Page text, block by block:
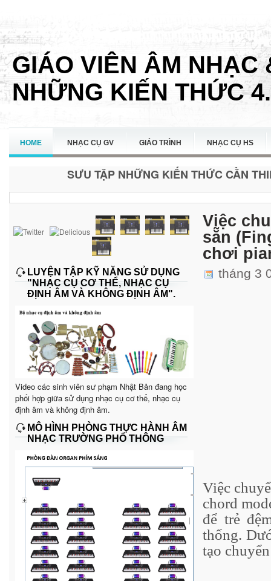
GIÁO VIÊN ÂM NHẠC
NHỮNG KIẾN THỨC
HOME NHẠC CỤ GV GIÁO TRÌNH NHẠC CỤ HS
SƯU TẬP NHỮNG KIẾN THỨC CẦN
LUYỆN TẬP KỸ NĂNG SỬ DỤNG
"NHẠC CỤ CƠ THỂ, NHẠC CỤ
ĐỊNH ÂM VÀ KHÔNG ĐỊNH ÂM".
Video các sinh viên sư phạm Nhật Bản đang học
phối hợp giữa sử dụng nhạc cụ cơ thể, nhạc cụ
định âm và không định âm.
MÔ HÌNH PHÒNG THỰC HÀNH ÂM
NHẠC TRƯỜNG PHỔ THÔNG
Việc
sẵn
chơi
tháng 3
Việc
chord
để trẻ
thống.
tạo